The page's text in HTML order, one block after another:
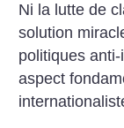
Ni la lutte de
solution
politiques
aspect